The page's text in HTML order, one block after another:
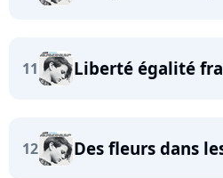
11 Liberté égalité
12 Des fleurs dans